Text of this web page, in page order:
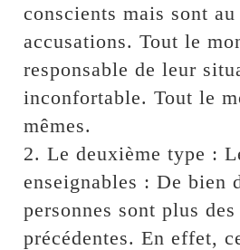
conscients mais sont au
accusations. Tout le
responsable de leur
inconfortable. Tout le
mêmes.
2. Le deuxième type :
enseignables : De bien
personnes sont plus
précédentes. En effet,